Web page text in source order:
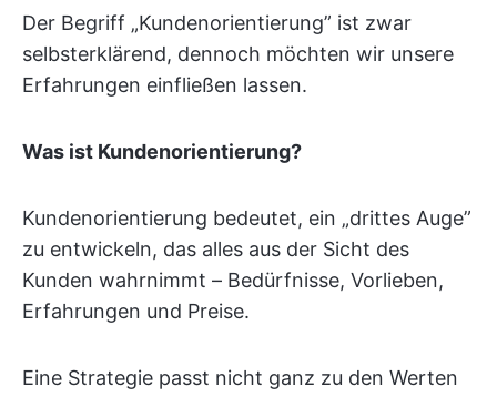
Der Begriff „Kundenorientierung” ist zwar
selbsterklärend, dennoch möchten wir unsere
Erfahrungen einfließen lassen.
Was ist Kundenorientierung?
Kundenorientierung bedeutet, ein „drittes Auge”
zu entwickeln, das alles aus der Sicht des
Kunden wahrnimmt – Bedürfnisse, Vorlieben,
Erfahrungen und Preise.
Eine Strategie passt nicht ganz zu den Werten